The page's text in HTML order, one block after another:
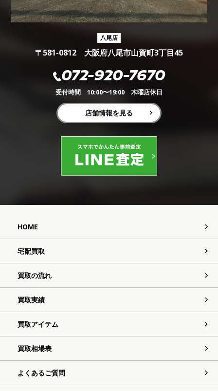
八尾店
〒581-0812 大阪府八尾市山賀町3丁目45
072-920-7670
受付時間 10:00〜19:00 木曜店休日
店舗情報を見る
HOME
宅配買取
買取の流れ
買取実績
買取アイテム
買取相場表
よくあるご質問